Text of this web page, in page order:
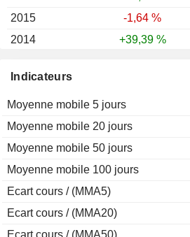
Indicateurs
Moyenne mobile 5 jours
Moyenne mobile 20 jours
Moyenne mobile 50 jours
Moyenne mobile 100 jours
Ecart cours / (MMA5)
Ecart cours / (MMA20)
2015
-1,64 %
2014
+39,39 %
2012
2011
+11,18 %
2010
+29,50 %
2009
+48,14 %
2008
-38,46 %
2007
2006